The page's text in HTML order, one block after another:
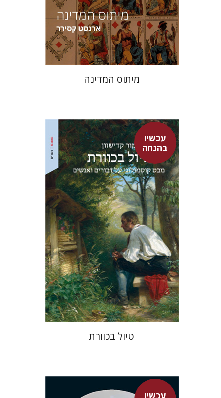
הנחת אתר ספר מודפס
$42
$38
מיתוס המדינה
עכשיו
בהנחהמור קדישזון
עכשיו בהנחה
$46
$34
טיול בכוורת
עכשיו